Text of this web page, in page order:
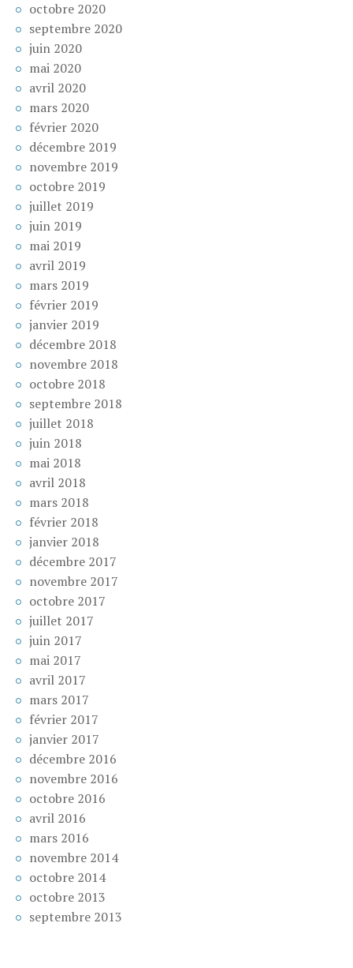
octobre 2020
septembre 2020
juin 2020
mai 2020
avril 2020
mars 2020
février 2020
décembre 2019
novembre 2019
octobre 2019
juillet 2019
juin 2019
mai 2019
avril 2019
mars 2019
février 2019
janvier 2019
décembre 2018
novembre 2018
octobre 2018
septembre 2018
juillet 2018
juin 2018
mai 2018
avril 2018
mars 2018
février 2018
janvier 2018
décembre 2017
novembre 2017
octobre 2017
juillet 2017
juin 2017
mai 2017
avril 2017
mars 2017
février 2017
janvier 2017
décembre 2016
novembre 2016
octobre 2016
avril 2016
mars 2016
novembre 2014
octobre 2014
octobre 2013
septembre 2013